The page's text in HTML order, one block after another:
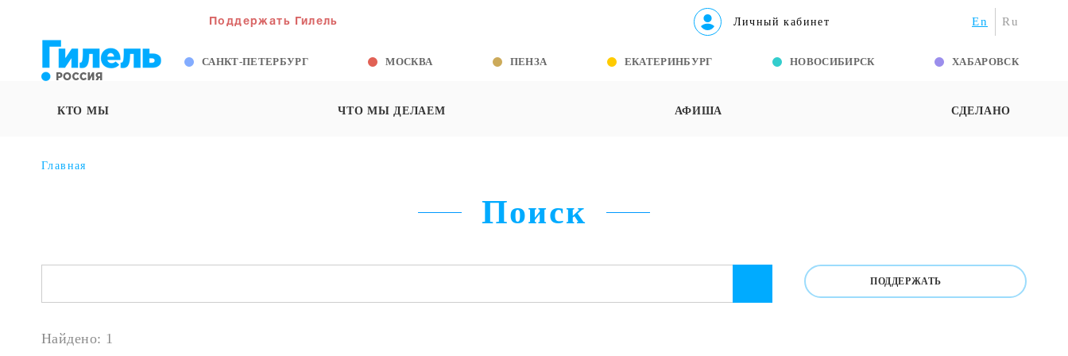
Поддержать Гилель Личный кабинет En Ru
САНКТ-ПЕТЕРБУРГ МОСКВА ПЕНЗА ЕКАТЕРИНБУРГ НОВОСИБИРСК ХАБАРОВСК
КТО МЫ ЧТО МЫ ДЕЛАЕМ АФИША СДЕЛАНО
Главная
Поиск
ПОДДЕРЖАТЬ
Найдено: 1